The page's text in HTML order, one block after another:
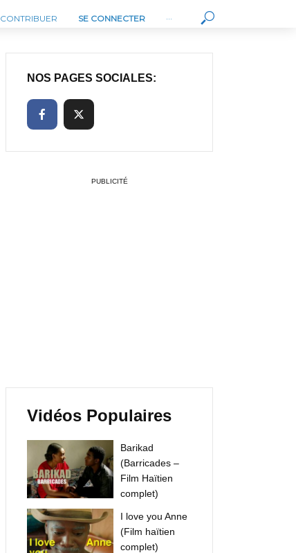
CONTRIBUER SE CONNECTER ···
NOS PAGES SOCIALES:
PUBLICITÉ
Vidéos Populaires
Barikad
(Barricades –
Film Haïtien
complet)
I love you Anne
(Film haïtien
complet)